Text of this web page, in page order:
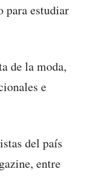
para estudiar
de la moda,
e
del país
entre